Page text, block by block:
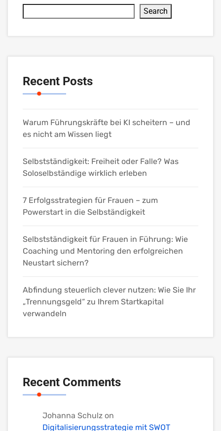
Search
Recent Posts
Warum Führungskräfte bei KI scheitern – und
es nicht am Wissen liegt
Selbstständigkeit: Freiheit oder Falle? Was
Soloselbständige wirklich erleben
7 Erfolgsstrategien für Frauen – zum
Powerstart in die Selbständigkeit
Selbstständigkeit für Frauen in Führung: Wie
Coaching und Mentoring den erfolgreichen
Neustart sichern?
Abfindung steuerlich clever nutzen: Wie Sie Ihr
„Trennungsgeld“ zu Ihrem Startkapital
verwandeln
Recent Comments
Johanna Schulz on
Digitalisierungsstrategie mit SWOT